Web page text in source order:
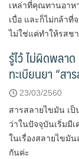
เหล่าที่คุณทานอาห
เบื่อ และก็ไม่กล้าที่
ไม่ใช่แค่ทำให้รสช
รู้ไว้ ไม่ผิดพลา
ทะเบียนยา “สา
23/03/2560
สารสลายไขมัน เ
ว่าในปัจจุบันเริ่มมี
ในเรื่องสลายไขมั
กันค่ะ